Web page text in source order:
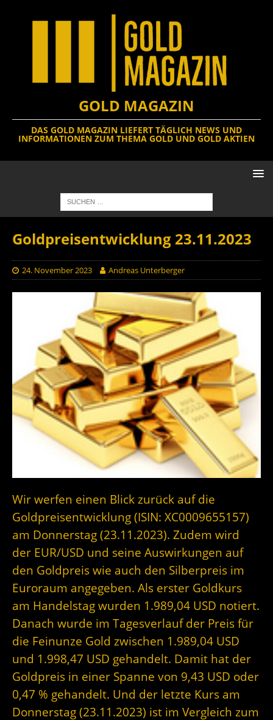
GOLD MAGAZIN
DAS GOLD MAGAZIN LIEFERT TÄGLICH NEWS UND
INFORMATIONEN ZUM THEMA GOLD UND GOLD AKTIEN
Goldpreisentwicklung 23.11.2023
24. November 2023 Andreas Unterberger
Wir werfen einen Blick zurück auf die
Goldpreisentwicklung (ISIN: XC0009655157)
am Donnerstag (23.11.2023). Zudem wird
der EUR/USD und seine Auswirkungen auf
den Goldpreis wie auch den Silberpreis im
Euroraum angegeben. Als erster Goldkurs
am Handelstag wurden 1.989,04 USD notiert.
Danach wurde im Tagesverlauf der Preis für
die Feinunze Gold zwischen 1.989,04 USD
und 1.998,47 USD gehandelt. Damit hat der
Goldpreis in einer Spanne von 9,43 USD oder
0,47 % gehandelt. Und der letzte Kurs am
Donnerstag (23.11.2023) ist im Vergleich zum